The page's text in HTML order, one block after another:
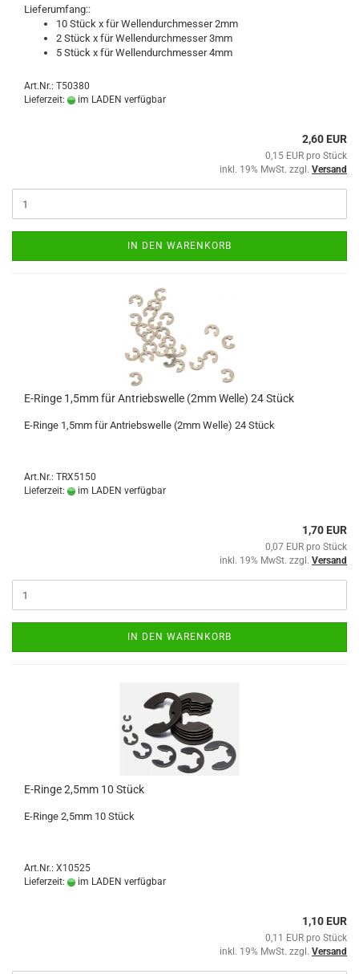
Lieferumfang::
10 Stück x für Wellendurchmesser 2mm
2 Stück x für Wellendurchmesser 3mm
5 Stück x für Wellendurchmesser 4mm
Art.Nr.: T50380
Lieferzeit:
im LADEN verfügbar
2,60 EUR
0,15 EUR pro Stück
inkl. 19% MwSt. zzgl. Versand
IN DEN WARENKORB
E-Ringe 1,5mm für Antriebswelle (2mm Welle) 24 Stück
E-Ringe 1,5mm für Antriebswelle (2mm Welle) 24 Stück
Art.Nr.: TRX5150
Lieferzeit:
im LADEN verfügbar
1,70 EUR
0,07 EUR pro Stück
inkl. 19% MwSt. zzgl. Versand
IN DEN WARENKORB
E-Ringe 2,5mm 10 Stück
E-Ringe 2,5mm 10 Stück
Art.Nr.: X10525
Lieferzeit:
im LADEN verfügbar
1,10 EUR
0,11 EUR pro Stück
inkl. 19% MwSt. zzgl. Versand